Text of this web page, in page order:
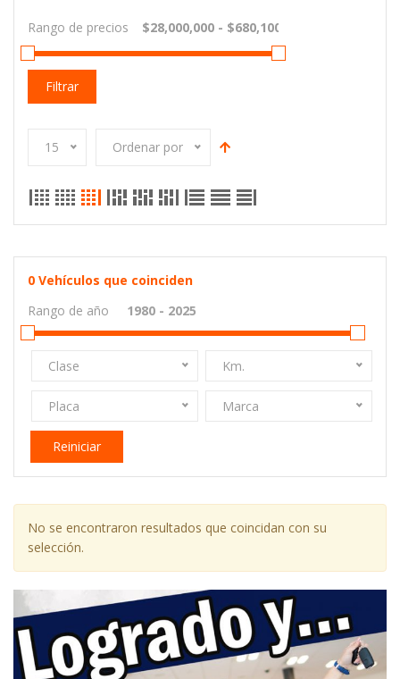
Rango de precios
Filtrar
15 Ordenar por
0 Vehículos que coinciden
Rango de año
Clase Km.
Placa Marca
Reiniciar
No se encontraron resultados que coincidan con su
selección.